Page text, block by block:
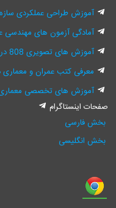
آموزش طراحی عملکردی
آمادگی آزمون های مهندسی
آموزش های تصویری 808 در تلگرام
معرفی کتب عمران و معماری
آموزش های تخصصی معماری
صفحات اینستاگرام
بخش فارسی
بخش انگلیسی